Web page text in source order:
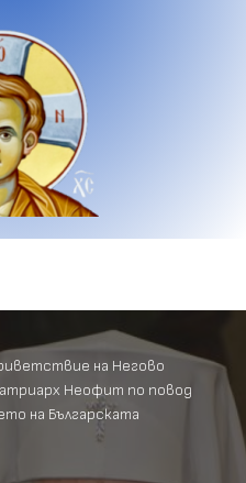
на Негово
Неофит по повод
на Българската